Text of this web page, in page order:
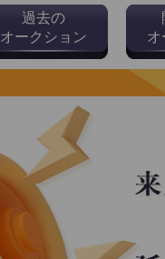
過去の
オークション
オ